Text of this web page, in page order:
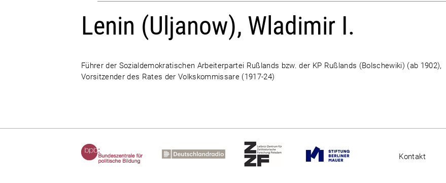
Lenin (Uljanow), Wladimir I.
Führer der Sozialdemokratischen Arbeiterpartei Rußlands bzw. der KP Rußlands (Bolschewiki) (ab 1902),
Vorsitzender des Rates der Volkskommissare (1917-24)
Kontakt